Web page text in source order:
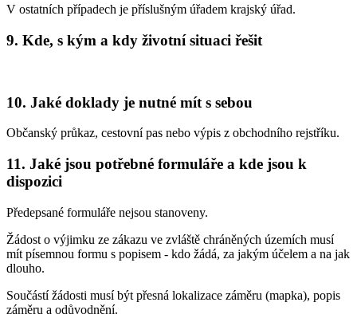
V ostatních případech je příslušným úřadem krajský úřad.
9. Kde, s kým a kdy životní situaci řešit
10. Jaké doklady je nutné mít s sebou
Občanský průkaz, cestovní pas nebo výpis z obchodního rejstříku.
11. Jaké jsou potřebné formuláře a kde jsou k
dispozici
Předepsané formuláře nejsou stanoveny.
Žádost o výjimku ze zákazu ve zvláště chráněných územích musí
mít písemnou formu s popisem - kdo žádá, za jakým účelem a na jak
dlouho.
Součástí žádosti musí být přesná lokalizace záměru (mapka), popis
záměru a odůvodnění.